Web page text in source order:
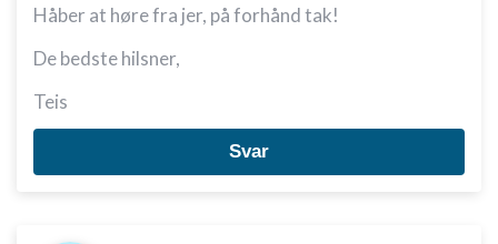
Håber at høre fra jer, på forhånd tak!
De bedste hilsner,
Teis
Svar